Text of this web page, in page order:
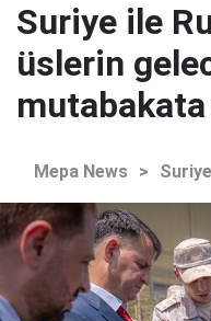
Suriye ile
üslerin
mutabakata
Mepa News > Suriye